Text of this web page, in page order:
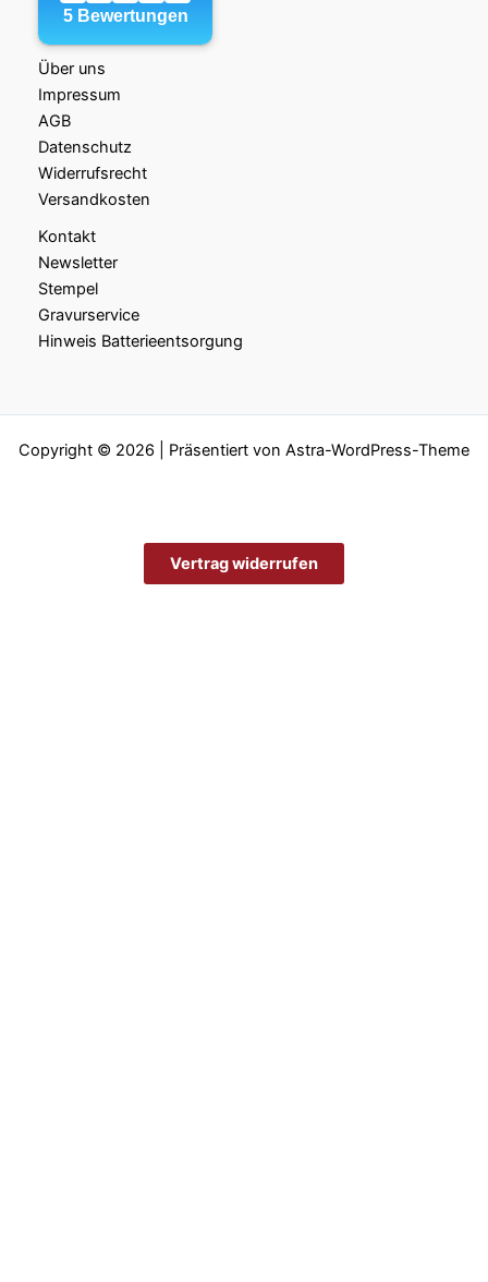
Über uns
Impressum
AGB
Datenschutz
Widerrufsrecht
Versandkosten
Kontakt
Newsletter
Stempel
Gravurservice
Hinweis Batterieentsorgung
Copyright © 2026 | Präsentiert von Astra-WordPress-Theme
Vertrag widerrufen